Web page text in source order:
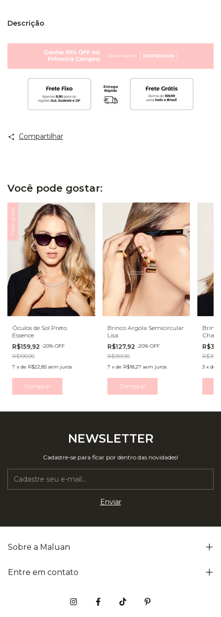
Descrição
Compartilhar
Você pode gostar:
Frete grátis
Óculos de Sol Preto
Essence
R$159,92 -20%OFF
R$199,90
7 xde R$22,85 sem juros
Brinco Argola Semicircular
Lisa
R$127,92 -20%OFF
R$159,90
7 xde R$18,27 sem juros
Comprar
3 x de
NEWSLETTER
Cadastre-se para ficar por dentro das novidades!
Sobre a Maluan
Entre em contato